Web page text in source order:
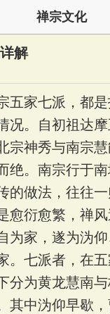
禅宗文化
解
五家七派，都
况。自初祖达
宗神秀与南宗
绝。南宗行于南
的做法，往往一
愈衍愈繁，禅
为家，遂为沩仰
。七派者，在
分为黄龙慧南与
其中沩仰早歇